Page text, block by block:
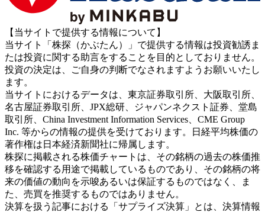
【当サイトで提供する情報について】
当サイト「株探（かぶたん）」で提供する情報は投資勧誘ま
たは投資に関する助言をすることを目的としておりません。
投資の決定は、ご自身の判断でなされますようお願いいたし
ます。
当サイトにおけるデータは、東京証券取引所、大阪取引所、
名古屋証券取引所、JPX総研、ジャパンネクスト証券、堂島
取引所、China Investment Information Services、CME Group
Inc. 等からの情報の提供を受けております。日経平均株価の
著作権は日本経済新聞社に帰属します。
株探に掲載される株価チャートは、その銘柄の過去の株価推
移を確認する用途で掲載しているものであり、その銘柄の将
来の価値の動向を示唆あるいは保証するものではなく、ま
た、売買を推奨するものではありません。
決算を扱う記事における「サプライズ決算」とは、決算情報